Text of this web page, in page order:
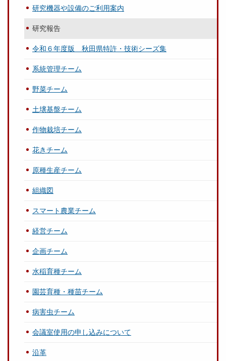
研究機器や設備のご利用案内
研究報告
令和６年度版 秋田県特許・技術シーズ集
系統管理チーム
野菜チーム
土壌基盤チーム
作物栽培チーム
花きチーム
原種生産チーム
組織図
スマート農業チーム
経営チーム
企画チーム
水稲育種チーム
園芸育種・種苗チーム
病害虫チーム
会議室使用の申し込みについて
沿革